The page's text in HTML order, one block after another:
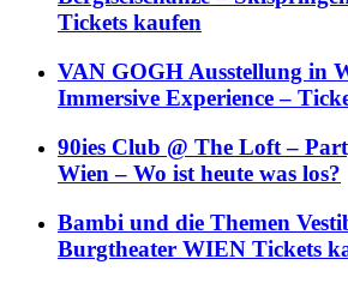
Tickets kaufen
VAN GOGH Ausstellung in
Immersive Experience –
90ies Club @ The Loft –
Wien – Wo ist heute was los?
Bambi und die Themen
Burgtheater WIEN Tickets